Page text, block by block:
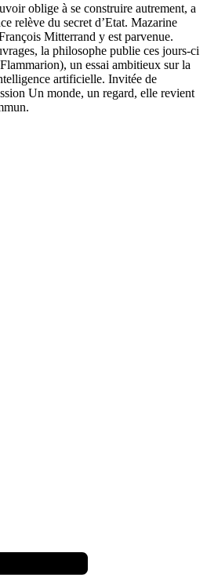
oblige à se construire autrement, a
relève du secret d’Etat. Mazarine
Mitterrand y est parvenue.
la philosophe publie ces jours-ci
un essai ambitieux sur la
artificielle. Invitée de
Un monde, un regard, elle revient